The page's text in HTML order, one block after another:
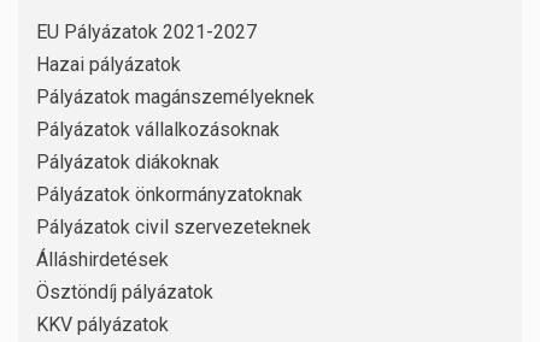
EU Pályázatok 2021-2027
Hazai pályázatok
Pályázatok magánszemélyeknek
Pályázatok vállalkozásoknak
Pályázatok diákoknak
Pályázatok önkormányzatoknak
Pályázatok civil szervezeteknek
Álláshirdetések
Ösztöndíj pályázatok
KKV pályázatok